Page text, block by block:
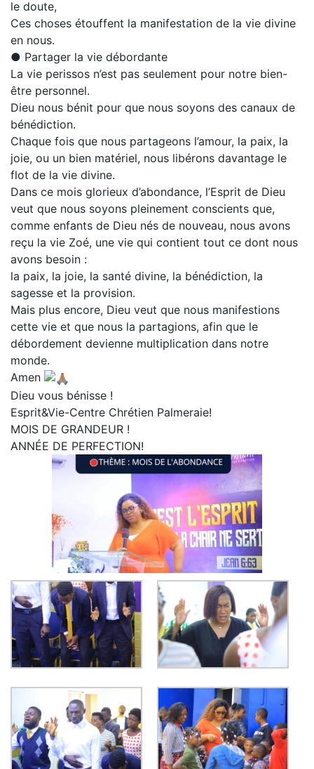
le doute,
Ces choses étouffent la manifestation de la vie divine
en nous.
● Partager la vie débordante
La vie perissos n’est pas seulement pour notre bien-
être personnel.
Dieu nous bénit pour que nous soyons des canaux de
bénédiction.
Chaque fois que nous partageons l’amour, la paix, la
joie, ou un bien matériel, nous libérons davantage le
flot de la vie divine.
Dans ce mois glorieux d’abondance, l’Esprit de Dieu
veut que nous soyons pleinement conscients que,
comme enfants de Dieu nés de nouveau, nous avons
reçu la vie Zoé, une vie qui contient tout ce dont nous
avons besoin :
la paix, la joie, la santé divine, la bénédiction, la
sagesse et la provision.
Mais plus encore, Dieu veut que nous manifestions
cette vie et que nous la partagions, afin que le
débordement devienne multiplication dans notre
monde.
Amen
Dieu vous bénisse !
Esprit&Vie-Centre Chrétien Palmeraie!
MOIS DE GRANDEUR !
ANNÉE DE PERFECTION!